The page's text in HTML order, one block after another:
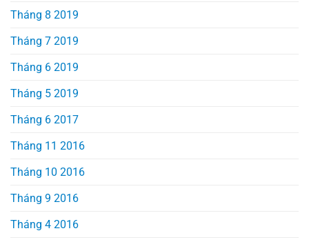
Tháng 8 2019
Tháng 7 2019
Tháng 6 2019
Tháng 5 2019
Tháng 6 2017
Tháng 11 2016
Tháng 10 2016
Tháng 9 2016
Tháng 4 2016